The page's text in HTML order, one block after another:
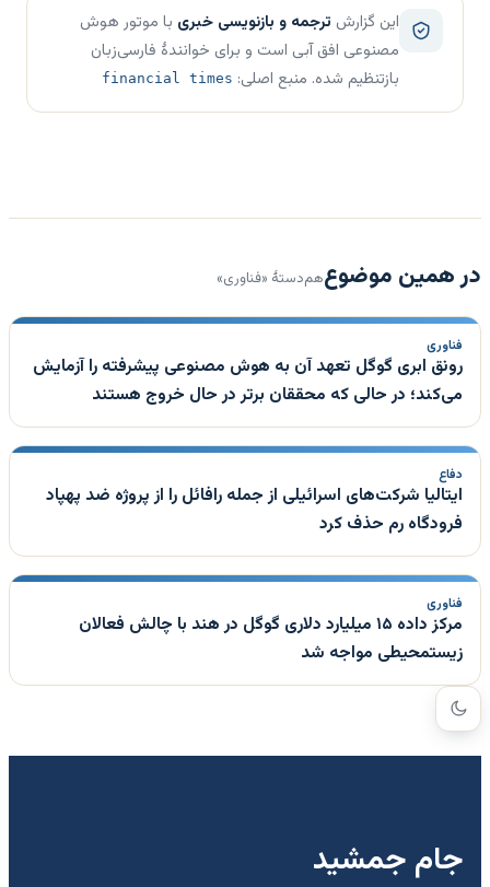
این گزارش ترجمه و بازنویسی خبری با موتور هوش
مصنوعی افق آبی است و برای خوانندهٔ فارسی‌زبان
بازتنظیم شده. منبع اصلی: financial times
در همین موضوعهم‌دستهٔ «فناوری»
فناوری
رونق ابری گوگل تعهد آن به هوش مصنوعی پیشرفته را آزمایش
می‌کند؛ در حالی که محققان برتر در حال خروج هستند
دفاع
ایتالیا شرکت‌های اسرائیلی از جمله رافائل را از پروژه ضد پهپاد
فرودگاه رم حذف کرد
فناوری
مرکز داده ۱۵ میلیارد دلاری گوگل در هند با چالش فعالان
زیستمحیطی مواجه شد
جام جمشید